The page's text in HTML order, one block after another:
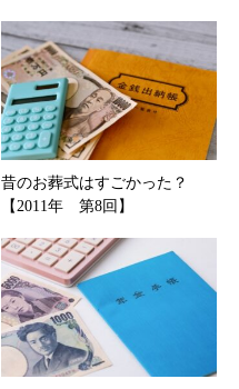
昔のお葬式はすごかった？
【2011年 第8回】